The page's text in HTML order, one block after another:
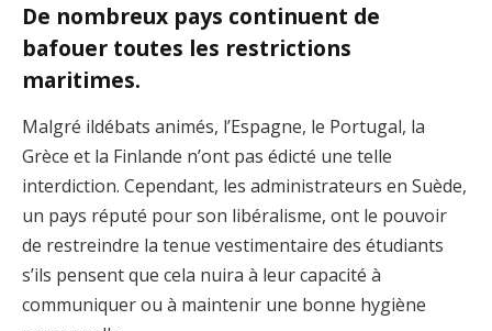
De nombreux pays continuent de
bafouer toutes les restrictions
maritimes.
Malgré ildébats animés, l’Espagne, le Portugal, la
Grèce et la Finlande n’ont pas édicté une telle
interdiction. Cependant, les administrateurs en Suède,
un pays réputé pour son libéralisme, ont le pouvoir
de restreindre la tenue vestimentaire des étudiants
s’ils pensent que cela nuira à leur capacité à
communiquer ou à maintenir une bonne hygiène